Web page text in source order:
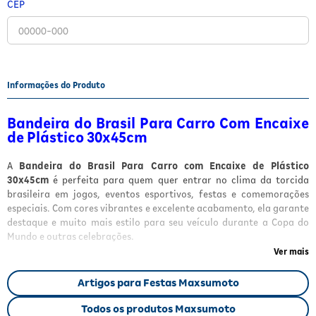
CEP
Informações do Produto
Bandeira do Brasil Para Carro Com Encaixe
de Plástico 30x45cm
A Bandeira do Brasil Para Carro com Encaixe de Plástico
30x45cm é perfeita para quem quer entrar no clima da torcida
brasileira em jogos, eventos esportivos, festas e comemorações
especiais. Com cores vibrantes e excelente acabamento, ela garante
destaque e muito mais estilo para seu veículo durante a Copa do
Mundo e outras celebrações.
com encaixe prático no vidro do carro, proporcionando instalação
rápida, segura e firme.
Ver mais
Artigos para Festas Maxsumoto
Todos os produtos Maxsumoto
Parar de fumar